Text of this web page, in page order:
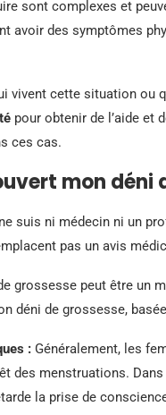
sont complexes et
avoir des symptômes
vivent cette situation ou
pour obtenir de l’aide et
ces cas.
mon déni
suis ni médecin ni un
pas un avis
grossesse peut être
déni de grossesse,
: Généralement, les
des menstruations.
la prise de